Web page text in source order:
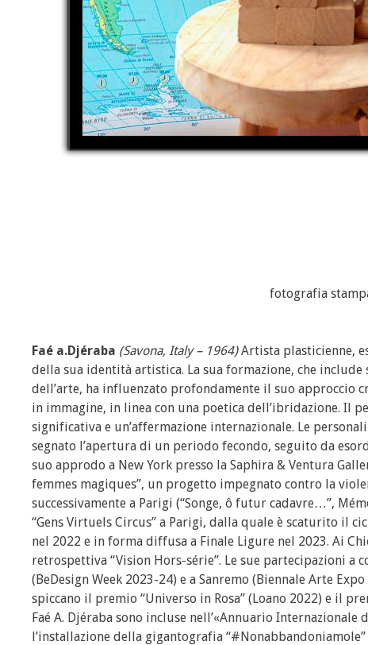
fotografia
Faé a.Djéraba (Savona, Italy – 1964)Artista plasticienne,
della sua identità artistica. La sua formazione, che
dell’arte, ha influenzato profondamente il suo approccio
in immagine, in linea con una poetica dell’ibridazione. Il
significativa e un’affermazione internazionale. Le
segnato l’apertura di un periodo fecondo, seguito da
suo approdo a New York presso la Saphira & Ventura
femmes magiques”, un progetto impegnato contro la
successivamente a Parigi (“Songe, ô futur cadavre…”,
“Gens Virtuels Circus” a Parigi, dalla quale è scaturito il
nel 2022 e in forma diffusa a Finale Ligure nel 2023. Ai
retrospettiva “Vision Hors-série”. Le sue partecipazioni a
(BeDesign Week 2023-24) e a Sanremo (Biennale Arte
spiccano il premio “Universo in Rosa” (Loano 2022) e il
Faé A. Djéraba sono incluse nell’«Annuario
l’installazione della gigantografia